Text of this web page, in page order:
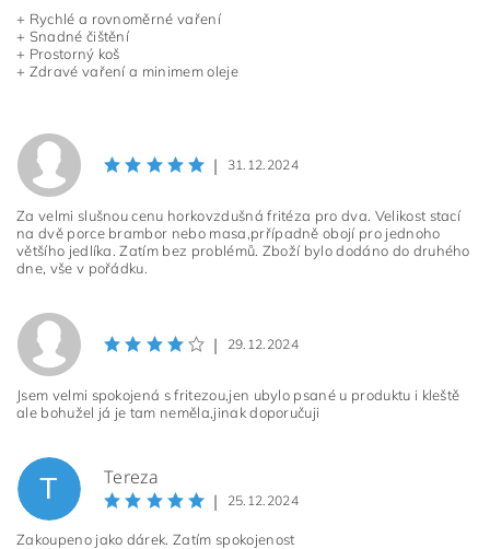
+ Rychlé a rovnoměrné vaření
+ Snadné čištění
+ Prostorný koš
+ Zdravé vaření a minimem oleje
| 31.12.2024
Za velmi slušnou cenu horkovzdušná fritéza pro dva. Velikost stací
na dvě porce brambor nebo masa,prřípadně obojí pro jednoho
většího jedlíka. Zatím bez problémů. Zboží bylo dodáno do druhého
dne, vše v pořádku.
| 29.12.2024
Jsem velmi spokojená s fritezou,jen ubylo psané u produktu i kleště
ale bohužel já je tam neměla,jinak doporučuji
T Tereza
| 25.12.2024
Zakoupeno jako dárek. Zatím spokojenost